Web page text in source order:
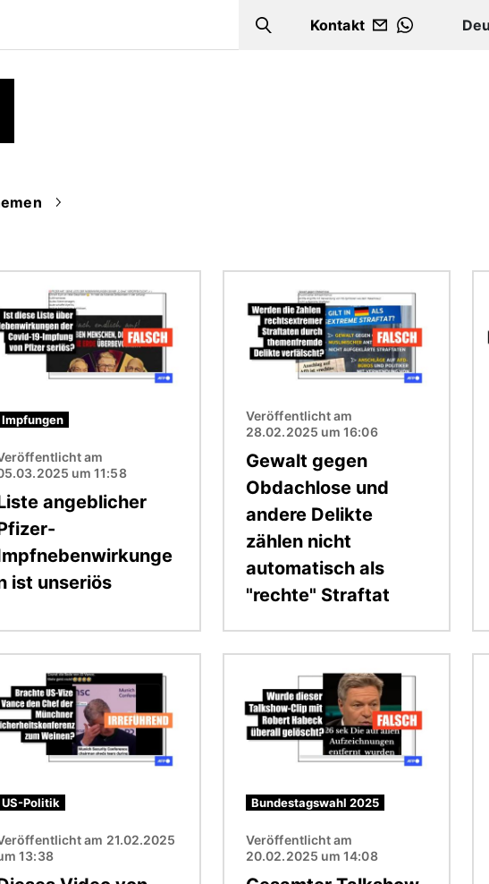
Search
Kontakt
WHATSAPP
Impfungen
am
um 11:58
angeblicher
ist unseriös
Veröffentlicht am
28.02.2025 um 16:06
Gewalt gegen
Obdachlose und
andere Delikte
zählen nicht
automatisch als
"rechte" Straftat
US-Politik
am 21.02.2025
13:38
Bundestagswahl 2025
Veröffentlicht am
20.02.2025 um 14:08